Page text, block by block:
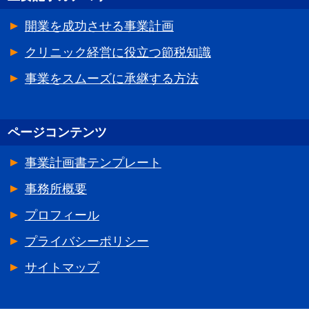
開業を成功させる事業計画
クリニック経営に役立つ節税知識
事業をスムーズに承継する方法
ページコンテンツ
事業計画書テンプレート
事務所概要
プロフィール
プライバシーポリシー
サイトマップ